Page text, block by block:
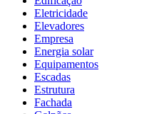
Eletricidade
Elevadores
Empresa
Energia solar
Equipamentos
Escadas
Estrutura
Fachada